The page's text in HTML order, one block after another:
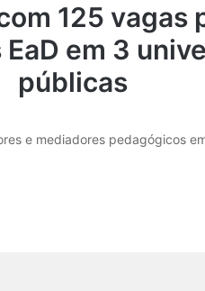
125 vagas
em 3
públicas
e mediadores pedagógicos